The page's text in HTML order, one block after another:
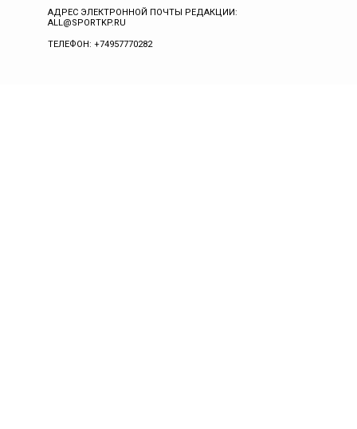
АДРЕС ЭЛЕКТРОННОЙ ПОЧТЫ РЕДАКЦИИ:
ALL@SPORTKP.RU
ТЕЛЕФОН: +74957770282